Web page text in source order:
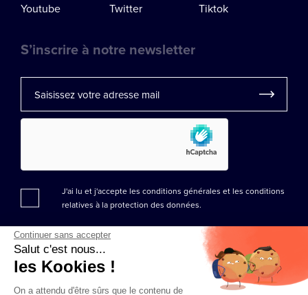
Youtube
Twitter Tiktok
S’inscrire à notre newsletter
J'ai lu et j'accepte les conditions générales et les conditions
relatives à la protection des données.
Continuer sans accepter
Salut c'est nous...
les Kookies !
On a attendu d'être sûrs que le contenu de